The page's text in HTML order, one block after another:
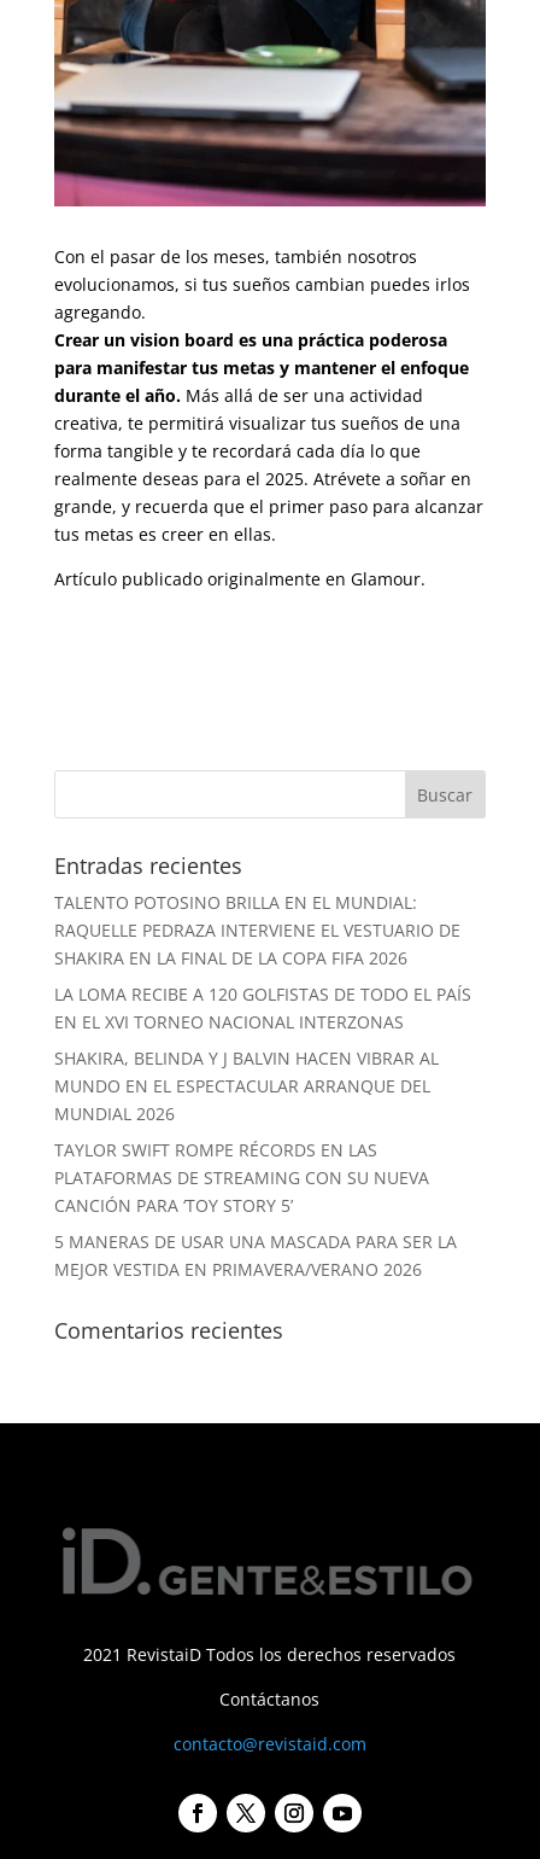
Con el pasar de los meses, también nosotros
evolucionamos, si tus sueños cambian puedes irlos
agregando.
Crear un vision board es una práctica poderosa
para manifestar tus metas y mantener el enfoque
durante el año. Más allá de ser una actividad
creativa, te permitirá visualizar tus sueños de una
forma tangibley te recordará cada día lo que
realmente deseas para el 2025. Atrévete a soñar en
grande, y recuerda que el primer paso para alcanzar
tus metas es creer en ellas.
Artículo publicado originalmente en Glamour.
Entradas recientes
TALENTO POTOSINO BRILLA EN EL MUNDIAL:
RAQUELLE PEDRAZA INTERVIENE EL VESTUARIO DE
SHAKIRA EN LA FINAL DE LA COPA FIFA 2026
LA LOMA RECIBE A 120 GOLFISTAS DE TODO EL PAÍS
EN EL XVI TORNEO NACIONAL INTERZONAS
SHAKIRA, BELINDA Y J BALVIN HACEN VIBRAR AL
MUNDO EN EL ESPECTACULAR ARRANQUE DEL
MUNDIAL 2026
TAYLOR SWIFT ROMPE RÉCORDS EN LAS
PLATAFORMAS DE STREAMING CON SU NUEVA
CANCIÓN PARA ‘TOY STORY 5’
5 MANERAS DE USAR UNA MASCADA PARA SER LA
MEJOR VESTIDA EN PRIMAVERA/VERANO 2026
Comentarios recientes
2021 RevistaiD Todos los derechos reservados
Contáctanos
contacto@revistaid.com